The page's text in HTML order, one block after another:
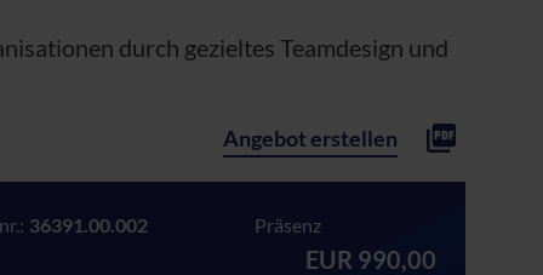
durch gezieltes Teamdesign und
Angebot erstellen
36391.00.002 Präsenz
EUR 990,00